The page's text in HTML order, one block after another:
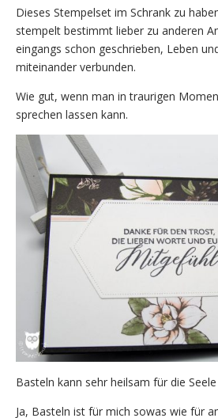
Dieses Stempelset im Schrank zu
stempelt bestimmt lieber zu anderen
eingangs schon geschrieben, Leben
miteinander verbunden.
Wie gut, wenn man in traurigen
sprechen lassen kann.
Basteln kann sehr heilsam für die Seele
Ja, Basteln ist für mich sowas wie für